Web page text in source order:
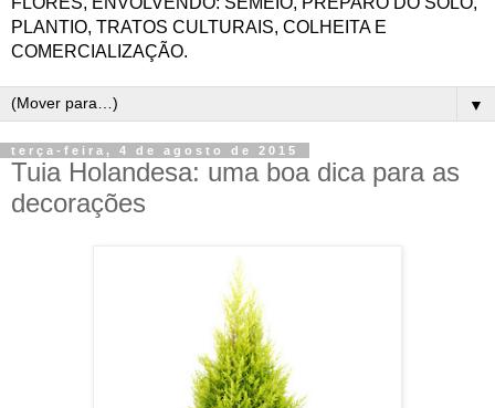
PLANTIO, TRATOS CULTURAIS, COLHEITA E
COMERCIALIZAÇÃO.
▼
terça-feira, 4 de agosto de 2015
Tuia Holandesa: uma boa dica para as
decorações